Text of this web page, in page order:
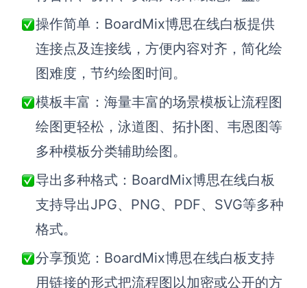
操作简单：BoardMix博思在线白板提供
连接点及连接线，方便内容对齐，简化绘
图难度，节约绘图时间。
模板丰富：海量丰富的场景模板让流程图
绘图更轻松，泳道图、拓扑图、韦恩图等
多种模板分类辅助绘图。
导出多种格式：BoardMix博思在线白板
支持导出JPG、PNG、PDF、SVG等多种
格式。
分享预览：BoardMix博思在线白板支持
用链接的形式把流程图以加密或公开的方